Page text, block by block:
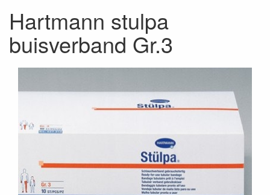
Hartmann stulpa
buisverband Gr.3